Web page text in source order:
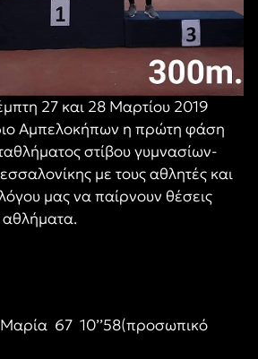
27 και 28 Μαρτίου 2019
Αμπελοκήπων η πρώτη φάση
στίβου γυμνασίων-
με τους αθλητές και
μας να παίρνουν θέσεις
αθλήματα.
67 10’’58(προσωπικό